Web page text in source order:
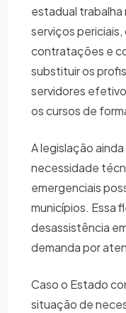
estadual
serviços
contratações e
substituir os
servidores
os cursos de
A legislação
necessidade
emergenciais
municípios. Essa
desassistência
demanda por
Caso o Estado
situação de